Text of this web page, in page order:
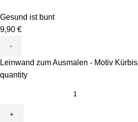
Gesund ist bunt
9,90 €
Leinwand zum Ausmalen - Motiv Kürbis
quantity